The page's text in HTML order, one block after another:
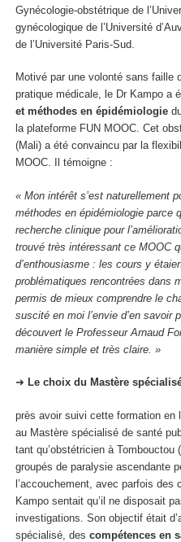
Gynécologie-obstétrique de
gynécologique de l’Université
de l’Université Paris-Sud.
Motivé par une volonté sans faille
pratique médicale, le Dr Kampo a
et méthodes en épidémiologie
la plateforme FUN MOOC. Cet
(Mali) a été convaincu par la
MOOC. Il témoigne :
« Mon intérêt s’est naturellement
méthodes en épidémiologie parce
recherche clinique pour
trouvé très intéressant ce MOOC
d’enthousiasme : les cours y
problématiques rencontrées dans
permis de mieux comprendre le
suscité en moi l’envie d’en savoir
découvert le Professeur Arnaud
manière simple et très claire. »
➜ Le choix du Mastère
près avoir suivi cette formation en
au Mastère spécialisé de santé
tant qu’obstétricien à
groupés de paralysie ascendante
l’accouchement, avec parfois
Kampo sentait qu’il ne disposait
investigations. Son objectif était
spécialisé, des compétences en